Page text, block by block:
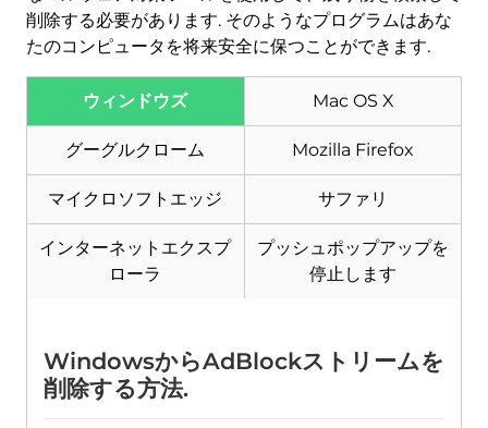
削除する必要があります. そのようなプログラムはあな
たのコンピュータを将来安全に保つことができます.
ウィンドウズ Mac OS X
グーグルクローム Mozilla Firefox
マイクロソフトエッジ サファリ
インターネットエクスプ
ローラ
プッシュポップアップを
停止します
WindowsからAdBlockストリームを
削除する方法.
ダウンロード